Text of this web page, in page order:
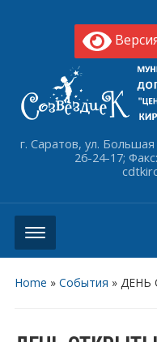
г. Саратов, ул.
26-24-17;
Home » События » ДЕНЬ